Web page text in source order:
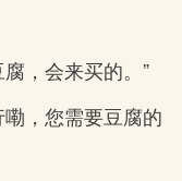
，会来买的。”
，您需要豆腐的